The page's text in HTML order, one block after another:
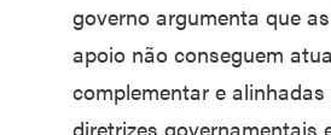
governo argumenta que
apoio não conseguem
complementar e
diretrizes governamentais